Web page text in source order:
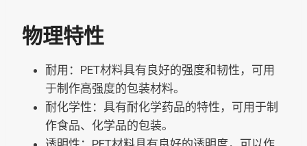
物理特性
耐用：PET材料具有良好的强度和韧性，可用
于制作高强度的包装材料。
耐化学性：具有耐化学药品的特性，可用于制
作食品、化学品的包装。